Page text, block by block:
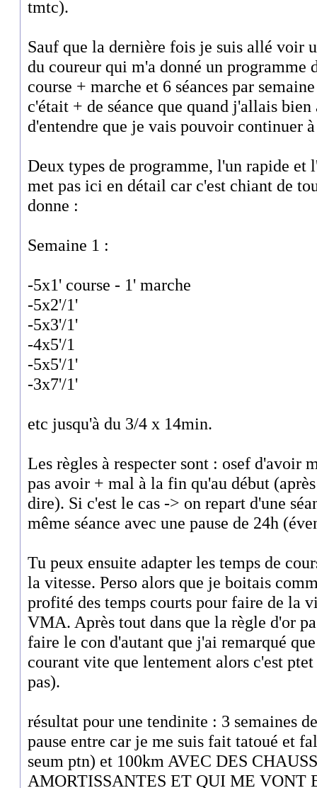
tmtc).
Sauf que la dernière fois je suis allé voir
du coureur qui m'a donné un programme
course + marche et 6 séances par
c'était + de séance que quand j'allais
d'entendre que je vais pouvoir continuer
Deux types de programme, l'un rapide et
met pas ici en détail car c'est chiant de
donne :
Semaine 1 :
-5x1' course - 1' marche
-5x2'/1'
-5x3'/1'
-4x5'/1
-5x5'/1'
-3x7'/1'
etc jusqu'à du 3/4 x 14min.
Les règles à respecter sont : osef d'avoir
pas avoir + mal à la fin qu'au début
dire). Si c'est le cas -> on repart d'une
même séance avec une pause de 24h
Tu peux ensuite adapter les temps de
la vitesse. Perso alors que je boitais
profité des temps courts pour faire de la
VMA. Après tout dans que la règle d'or
faire le con d'autant que j'ai remarqué
courant vite que lentement alors c'est
pas).
résultat pour une tendinite : 3 semaines
pause entre car je me suis fait tatoué et
seum ptn) et 100km AVEC DES
AMORTISSANTES ET QUI ME VONT